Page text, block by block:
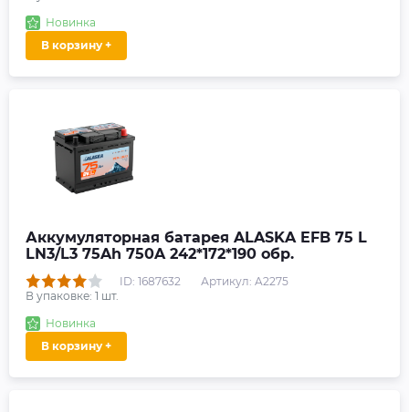
Новинка
В корзину +
Аккумуляторная батарея ALASKA EFB 75 L
LN3/L3 75Ah 750A 242*172*190 обр.
ID: 1687632
Артикул: A2275
В упаковке: 1 шт.
Новинка
В корзину +